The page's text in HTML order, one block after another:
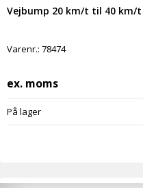
Vejbump 20 km/t til 40 km/t
Varenr.: 78474
ex. moms
På lager